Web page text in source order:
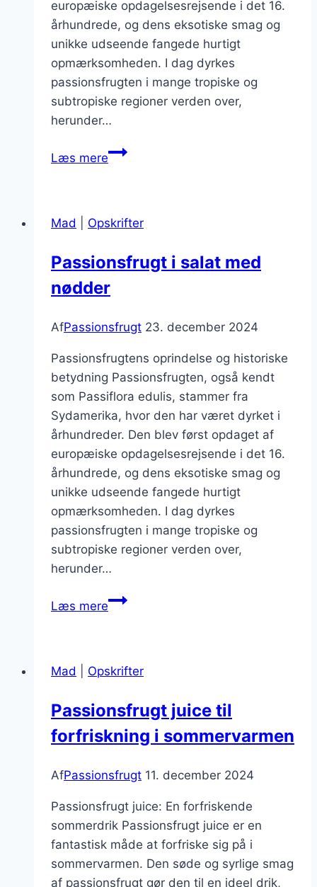
europæiske opdagelsesrejsende i det 16.
århundrede, og dens eksotiske smag og
unikke udseende fangede hurtigt
opmærksomheden. I dag dyrkes
passionsfrugten i mange tropiske og
subtropiske regioner verden over,
herunder…
Læs merePassionsfrugt
sund
Mad Opskrifter
Passionsfrugt i salat med
nødder
AfPassionsfrugt 23. december 2024
Passionsfrugtens oprindelse og historiske
betydning Passionsfrugten, også kendt
som Passiflora edulis, stammer fra
Sydamerika, hvor den har været dyrket i
århundreder. Den blev først opdaget af
europæiske opdagelsesrejsende i det 16.
århundrede, og dens eksotiske smag og
unikke udseende fangede hurtigt
opmærksomheden. I dag dyrkes
passionsfrugten i mange tropiske og
subtropiske regioner verden over,
herunder…
Læs merePassionsfrugt
nødder
Mad Opskrifter
Passionsfrugt juice til
forfriskning i sommervarmen
AfPassionsfrugt 11. december 2024
Passionsfrugt juice: En forfriskende
sommerdrik Passionsfrugt juice er en
fantastisk måde at forfriske sig på i
sommervarmen. Den søde og syrlige smag
af passionsfrugt gør den til en ideel drik,